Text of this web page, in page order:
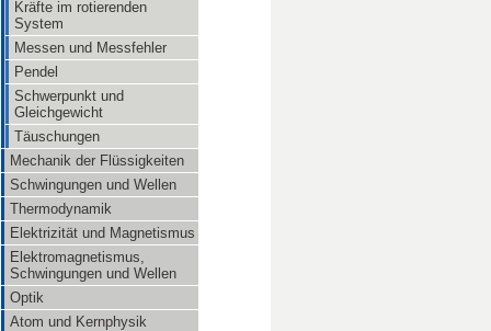
Kräfte im rotierenden
System
Messen und Messfehler
Pendel
Schwerpunkt und
Gleichgewicht
Täuschungen
Mechanik der Flüssigkeiten
Schwingungen und Wellen
Thermodynamik
Elektrizität und Magnetismus
Elektromagnetismus,
Schwingungen und Wellen
Optik
Atom und Kernphysik